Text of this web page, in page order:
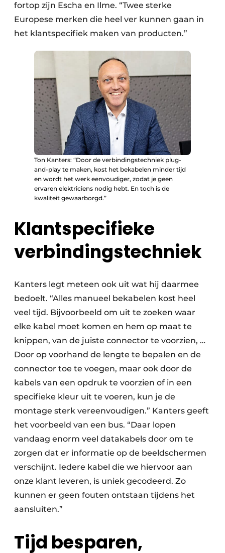
fortop zijn Escha en Ilme. “Twee sterke
Europese merken die heel ver kunnen gaan in
het klantspecifiek maken van producten.”
Ton Kanters: “Door de verbindingstechniek plug-
and-play te maken, kost het bekabelen minder tijd
en wordt het werk eenvoudiger, zodat je geen
ervaren elektriciens nodig hebt. En toch is de
kwaliteit gewaarborgd.”
Klantspecifieke
verbindingstechniek
Kanters legt meteen ook uit wat hij daarmee
bedoelt. “Alles manueel bekabelen kost heel
veel tijd. Bijvoorbeeld om uit te zoeken waar
elke kabel moet komen en hem op maat te
knippen, van de juiste connector te voorzien, …
Door op voorhand de lengte te bepalen en de
connector toe te voegen, maar ook door de
kabels van een opdruk te voorzien of in een
specifieke kleur uit te voeren, kun je de
montage sterk vereenvoudigen.” Kanters geeft
het voorbeeld van een bus. “Daar lopen
vandaag enorm veel datakabels door om te
zorgen dat er informatie op de beeldschermen
verschijnt. Iedere kabel die we hiervoor aan
onze klant leveren, is uniek gecodeerd. Zo
kunnen er geen fouten ontstaan tijdens het
aansluiten.”
Tijd besparen,